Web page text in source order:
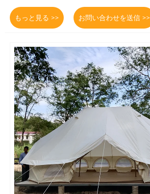
もっと見る >> お問い合わせを送信 >>